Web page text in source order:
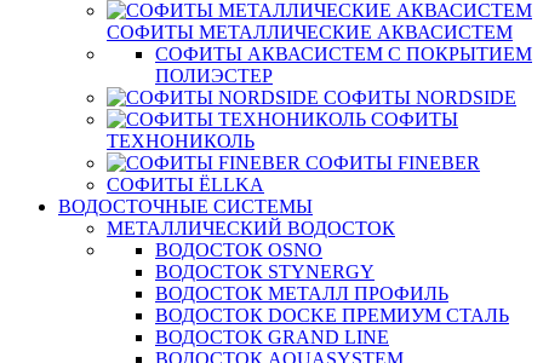
СОФИТЫ МЕТАЛЛИЧЕСКИЕ АКВАСИСТЕМ
СОФИТЫ АКВАСИСТЕМ С ПОКРЫТИЕМ
ПОЛИЭСТЕР
СОФИТЫ NORDSIDE
СОФИТЫ
ТЕХНОНИКОЛЬ
СОФИТЫ FINEBER
СОФИТЫ ЁLLKA
ВОДОСТОЧНЫЕ СИСТЕМЫ
МЕТАЛЛИЧЕСКИЙ ВОДОСТОК
ВОДОСТОК OSNO
ВОДОСТОК STYNERGY
ВОДОСТОК МЕТАЛЛ ПРОФИЛЬ
ВОДОСТОК DOCKE ПРЕМИУМ СТАЛЬ
ВОДОСТОК GRAND LINE
ВОДОСТОК AQUASYSTEM